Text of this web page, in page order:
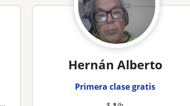
Hernán Alberto
Primera clase gratis